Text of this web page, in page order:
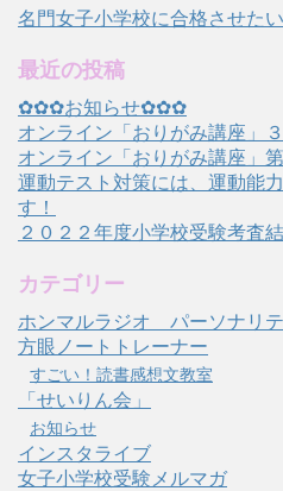
名門女子小学校に合格させた
最近の投稿
✿✿✿お知らせ✿✿✿
オンライン「おりがみ講座」
オンライン「おりがみ講座」
運動テスト対策には、運動能
す！
２０２２年度小学校受験考査
カテゴリー
ホンマルラジオ パーソナリ
方眼ノートトレーナー
すごい！読書感想文教室
「せいりん会」
お知らせ
インスタライブ
女子小学校受験メルマガ